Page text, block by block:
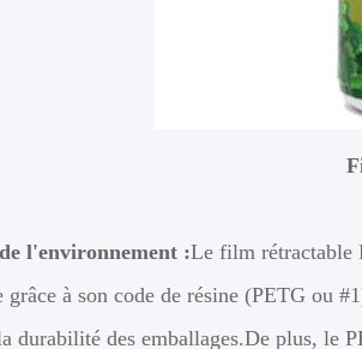
l'environnement :Le film rétractable
grâce à son code de résine (PETG ou
durabilité des emballages.De plus, le